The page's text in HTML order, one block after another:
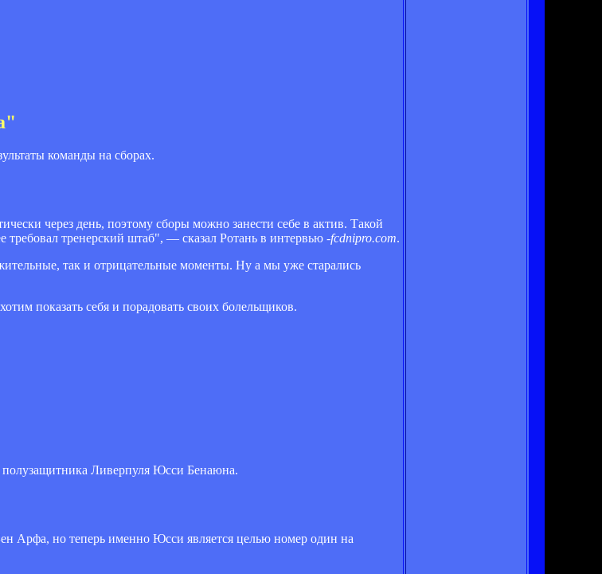
команды на сборах.
через день, поэтому сборы можно занести себе в актив. Такой
требовал тренерский штаб", — сказал Ротань в интервью -fcdnipro.com.
так и отрицательные моменты. Ну а мы уже старались
показать себя и порадовать своих болельщиков.
полузащитника Ливерпуля Юсси Бенаюна.
Арфа, но теперь именно Юсси является целью номер один на